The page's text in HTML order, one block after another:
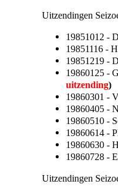
Uitzendingen
19851012 -
19851116 -
19851219 -
19860125 -
uitzending)
19860301 -
19860405 -
19860510 -
19860614 -
19860630 -
19860728 -
Uitzendingen